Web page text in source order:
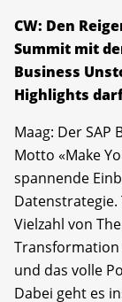
CW: Den
Summit mit
Business
Highlights
Maag: Der SAP
Motto «Make
spannende
Vielzahl von
und das volle
Dabei geht es